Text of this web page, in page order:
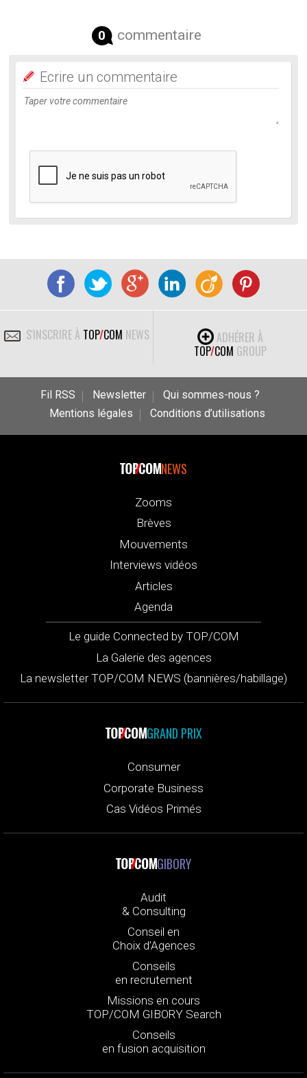
0 commentaire
Ecrire un commentaire
S'INSCRIRE À TOP/COM NEWS
ADHÉRER À
TOP/COM GROUP
Fil RSS Newsletter
Qui sommes-nous ?
Mentions légales
Conditions d’utilisations
NEWS
Zooms
Brèves
Mouvements
Interviews vidéos
Articles
Agenda
Le guide Connected by TOP/COM
La Galerie des agences
La newsletter TOP/COM NEWS (bannières/habillage)
GRAND PRIX
Consumer
Corporate Business
Cas Vidéos Primés
GIBORY
Audit
& Consulting
Conseil en
Choix d’Agences
Conseils
en recrutement
Missions en cours
TOP/COM GIBORY Search
Conseils
en fusion acquisition